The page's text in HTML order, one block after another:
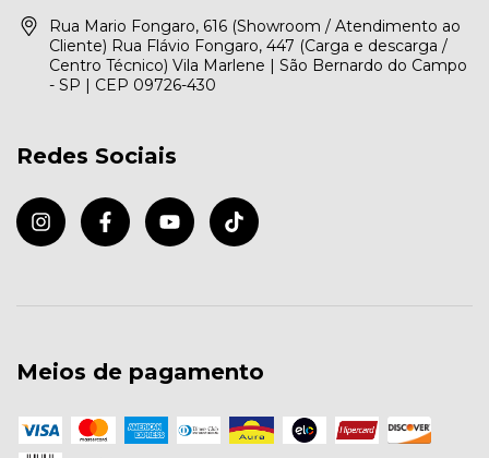
Rua Mario Fongaro, 616 (Showroom / Atendimento ao
Cliente) Rua Flávio Fongaro, 447 (Carga e descarga /
Centro Técnico) Vila Marlene | São Bernardo do Campo
- SP | CEP 09726-430
Redes Sociais
Meios de pagamento